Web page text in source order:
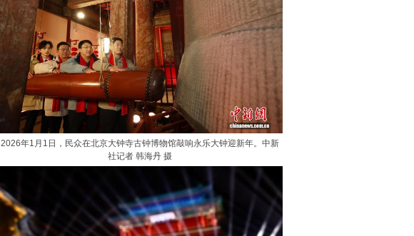
2026年1月1日，民众在北京大钟寺古钟博物馆敲响永乐大钟迎新年。中新
社记者 韩海丹 摄